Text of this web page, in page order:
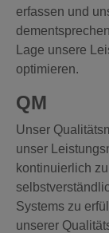
erfassen und
Lage unsere
optimieren.
QM
Unser
unser
kontinuierlich
Systems zu
unserer